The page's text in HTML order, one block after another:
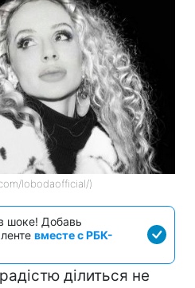
lobodaofficial/)
шоке! Добавь
вместе с РБК-
ділиться не